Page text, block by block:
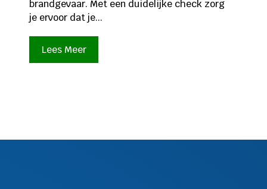
brandgevaar. Met een duidelijke check zorg
je ervoor dat je...
Lees Meer